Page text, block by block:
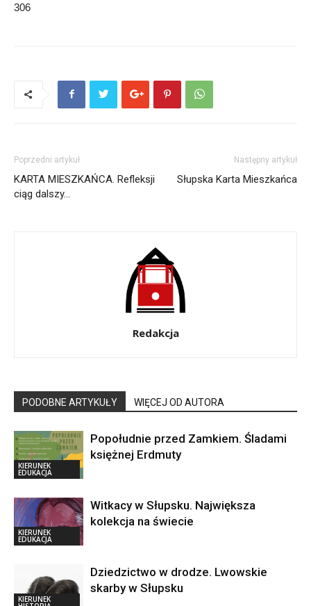
306
Poprzedni artykuł
KARTA MIESZKAŃCA. Refleksji
ciąg dalszy…
Następny artykuł
Słupska Karta Mieszkańca
Redakcja
PODOBNE ARTYKUŁY WIĘCEJ OD AUTORA
KIERUNEK
EDUKACJA
Popołudnie przed Zamkiem. Śladami
księżnej Erdmuty
KIERUNEK
EDUKACJA
Witkacy w Słupsku. Największa
kolekcja na świecie
KIERUNEK
Dziedzictwo w drodze. Lwowskie
skarby w Słupsku